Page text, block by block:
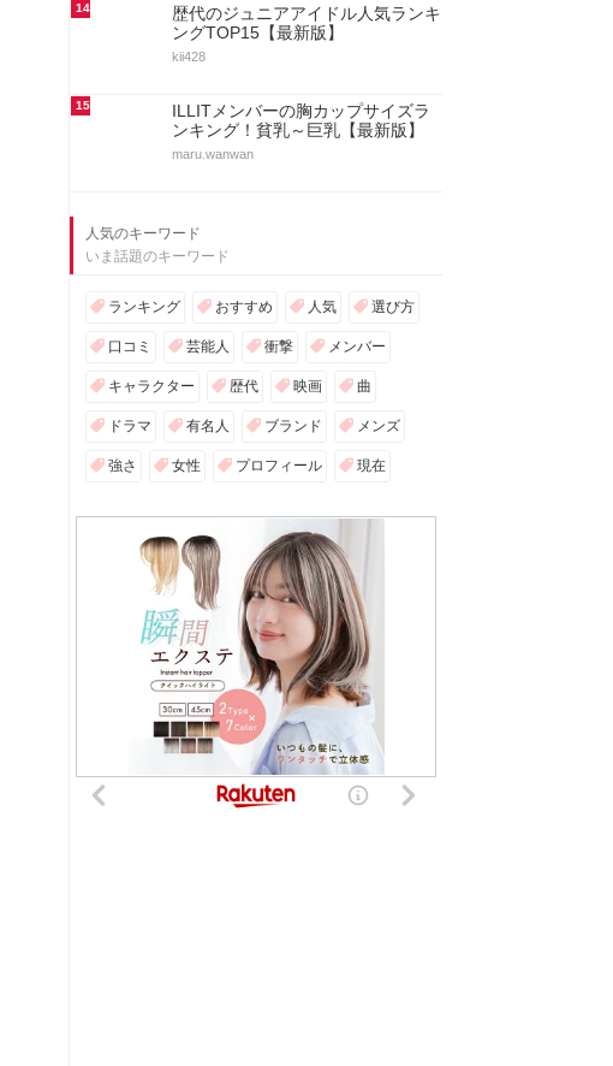
14
歴代のジュニアアイドル人気ランキ
ングTOP15【最新版】
kii428
15
ILLITメンバーの胸カップサイズラ
ンキング！貧乳～巨乳【最新版】
maru.wanwan
人気のキーワード
いま話題のキーワード
ランキング おすすめ 人気 選び方
口コミ 芸能人 衝撃 メンバー
キャラクター 歴代 映画 曲
ドラマ 有名人 ブランド メンズ
強さ 女性 プロフィール 現在